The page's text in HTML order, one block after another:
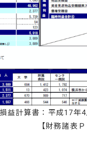
益計算書：平成17年4
【財務諸表Ｐ